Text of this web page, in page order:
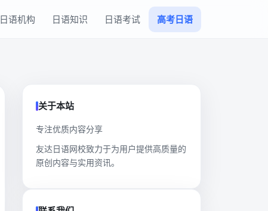
日语机构 日语知识 日语考试 高考日语
关于本站
专注优质内容分享
友达日语网校致力于为用户提供高质量的
原创内容与实用资讯。